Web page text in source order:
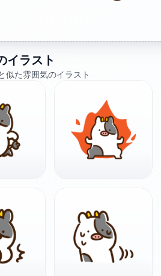
イラスト
似た雰囲気のイラスト